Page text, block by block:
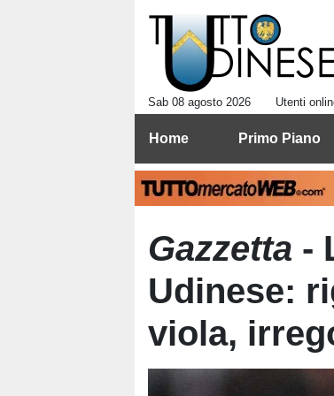
Sab 08 agosto 2026 Utenti
Home Primo Piano
Gazzetta -
Udinese:
viola,